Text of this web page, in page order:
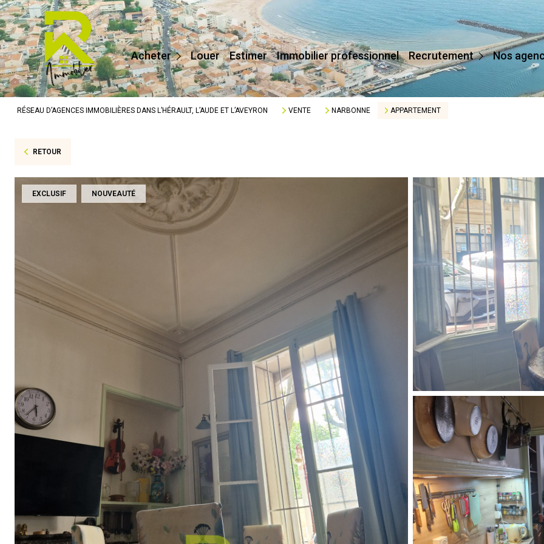
Acheter
Maisons / Villas
Appartements
Terrains
Prestige
Autres
Louer Estimer Immobilier professionnel Recrutement
Devenir Conseiller
Affilier Mon Agence
Je Crée Mon Agence
Nos
RÉSEAU D’AGENCES IMMOBILIÈRES DANS L’HÉRAULT, L’AUDE ET L’AVEYRON VENTE NARBONNE APPARTEMENT
RETOUR
EXCLUSIF NOUVEAUTÉ